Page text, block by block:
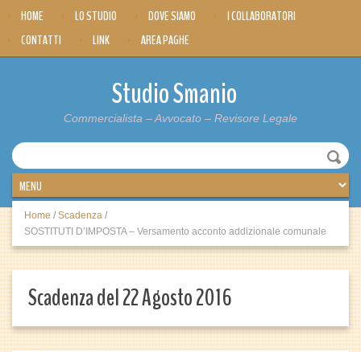
HOME LO STUDIO DOVE SIAMO
I COLLABORATORI
CONTATTI
LINK AREA PAGHE
Studio Smanio
Commercialista – Avvocato – Revisore Legale
Home / Scadenza /
SOSTITUTI D’IMPOSTA – Versamento acconto addizionale comunale
Scadenza del 22 Agosto 2016